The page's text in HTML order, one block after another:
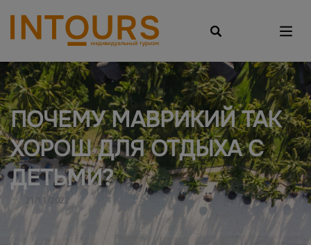
ПОЧЕМУ МАВРИКИЙ ТАК
ХОРОШ ДЛЯ ОТДЫХА С
ДЕТЬМИ?
21/11/2022